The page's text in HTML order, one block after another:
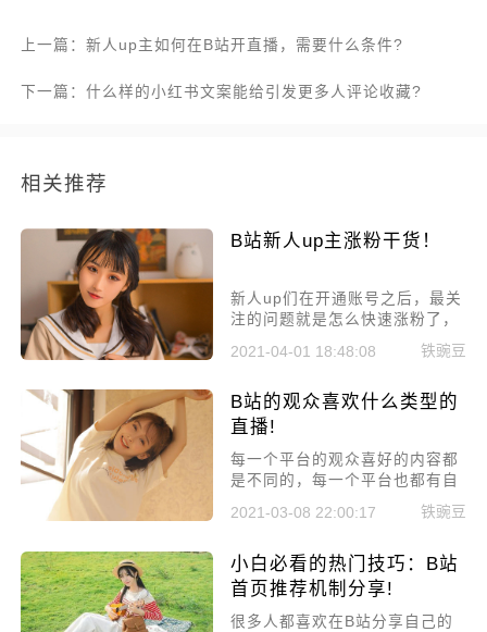
上一篇：新人up主如何在B站开直播，需要什么条件?
下一篇：什么样的小红书文案能给引发更多人评论收藏?
相关推荐
B站新人up主涨粉干货！
新人up们在开通账号之后，最关
注的问题就是怎么快速涨粉了，
小编在研究了很多个人气up主的
成长历程之后为各位新人up主们
人up主涨粉干货，新人up们这么
做，快速涨粉不是梦!
2021-04-01 18:48:08 铁豌豆
B站的观众喜欢什么类型的
直播!
每一个平台的观众喜好的内容都
是不同的，每一个平台也都有自
己的内容特色，今天小编就来给
大家解析一下B站的观众喜欢什
2021-03-08 22:00:17 铁豌豆
小白必看的热门技巧：B站
首页推荐机制分享!
​很多人都喜欢在B站分享自己的